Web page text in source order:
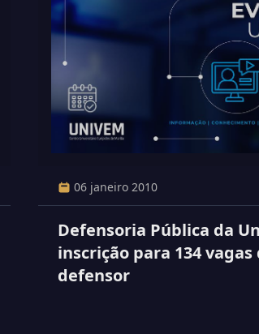
06 janeiro 2010
Defensoria Pública da
inscrição para 134 vagas
defensor